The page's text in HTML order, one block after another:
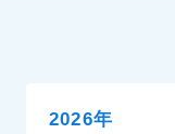
2026年